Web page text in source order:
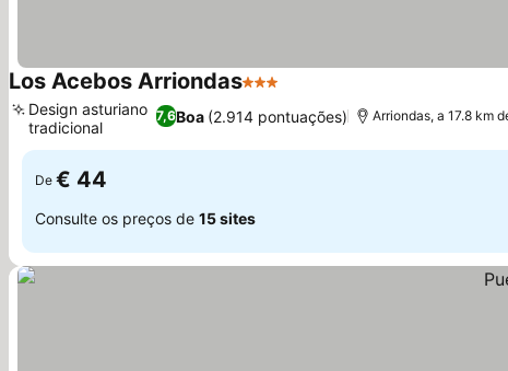
Los Acebos Arriondas3 Estrelas
7,6Boa (2.914 pontuações)
Design asturiano
tradicional
Arriondas, a 17.8 km
De € 44
Consulte os preços de 15 sites